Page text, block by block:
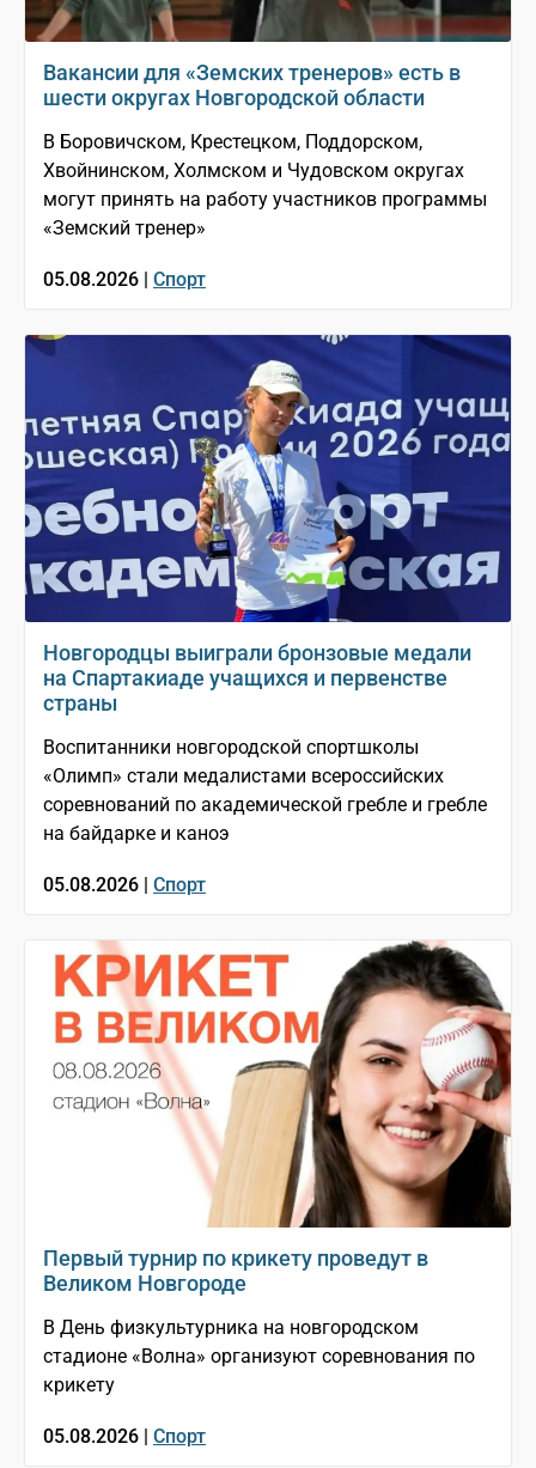
Вакансии для «Земских тренеров» есть в
шести округах Новгородской области
В Боровичском, Крестецком, Поддорском,
Хвойнинском, Холмском и Чудовском округах
могут принять на работу участников программы
«Земский тренер»
05.08.2026 | Спорт
Новгородцы выиграли бронзовые медали
на Спартакиаде учащихся и первенстве
страны
Воспитанники новгородской спортшколы
«Олимп» стали медалистами всероссийских
соревнований по академической гребле и гребле
на байдарке и каноэ
05.08.2026 | Спорт
Первый турнир по крикету проведут в
Великом Новгороде
В День физкультурника на новгородском
стадионе «Волна» организуют соревнования по
крикету
05.08.2026 | Спорт